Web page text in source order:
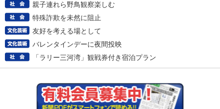
親子連れら野鳥観察楽しむ
特殊詐欺を未然に阻止
友好を考える場として
バレンタインデーに夜間投映
「ラリー三河湾」観戦券付き宿泊プラン